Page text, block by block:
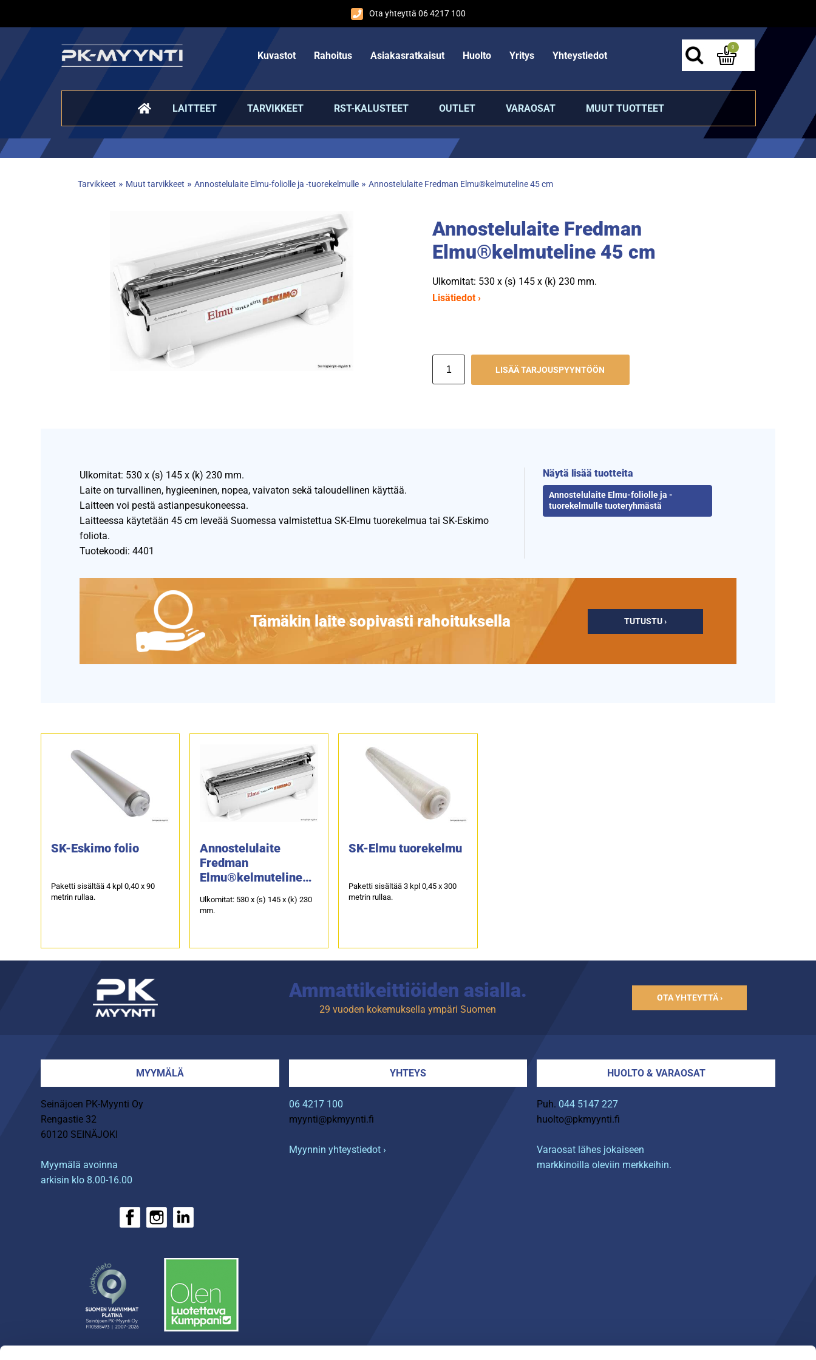
Ota yhteyttä 06 4217 100
Kuvastot Rahoitus Asiakasratkaisut Huolto Yritys Yhteystiedot
0
LAITTEET TARVIKKEET RST-KALUSTEET OUTLET VARAOSAT MUUT TUOTTEET
Tarvikkeet » Muut tarvikkeet » Annostelulaite Elmu-foliolle ja -tuorekelmulle» Annostelulaite Fredman Elmu®kelmuteline 45 cm
Annostelulaite Fredman
Elmu®kelmuteline 45 cm
Ulkomitat: 530 x (s) 145 x (k) 230 mm.
Lisätiedot ›
LISÄÄ TARJOUSPYYNTÖÖN
Ulkomitat: 530 x (s) 145 x (k) 230 mm.
Laite on turvallinen, hygieeninen, nopea, vaivaton sekä taloudellinen käyttää.
Laitteen voi pestä astianpesukoneessa.
Laitteessa käytetään 45 cm leveää Suomessa valmistettua SK-Elmu tuorekelmua tai SK-Eskimo
foliota.
Tuotekoodi: 4401
Näytä lisää tuotteita
Annostelulaite Elmu-foliolle ja -
tuorekelmulle tuoteryhmästä
Tämäkin laite sopivasti rahoituksella TUTUSTU ›
SK-Eskimo folio
Paketti sisältää 4 kpl 0,40 x 90
metrin rullaa.
Annostelulaite
Fredman
Elmu®kelmuteline
Ulkomitat: 530 x (s) 145 x (k) 230
mm.
SK-Elmu tuorekelmu
Paketti sisältää 3 kpl 0,45 x 300
metrin rullaa.
Ammattikeittiöiden asialla.
29 vuoden kokemuksella ympäri Suomen
OTA YHTEYTTÄ ›
MYYMÄLÄ
Seinäjoen PK-Myynti Oy
Rengastie 32
60120 SEINÄJOKI
Myymälä avoinna
arkisin klo 8.00-16.00
YHTEYS
06 4217 100
myynti@pkmyynti.fi
Myynnin yhteystiedot ›
HUOLTO & VARAOSAT
Puh. 044 5147 227
huolto@pkmyynti.fi
Varaosat lähes jokaiseen
markkinoilla oleviin merkkeihin.